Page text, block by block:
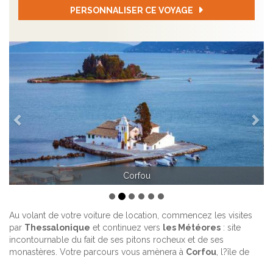
PERSONNALISER CE VOYAGE
Corfou
Au volant de votre voiture de location, commencez les visites
par Thessalonique et continuez vers les Météores : site
incontournable du fait de ses pitons rocheux et de ses
monastères. Votre parcours vous amènera à Corfou, l?île de